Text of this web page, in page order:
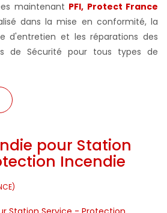
maintenant PFI, Protect France
dans la mise en conformité, la
d'entretien et les réparations des
de Sécurité pour tous types de
pour Station
Incendie